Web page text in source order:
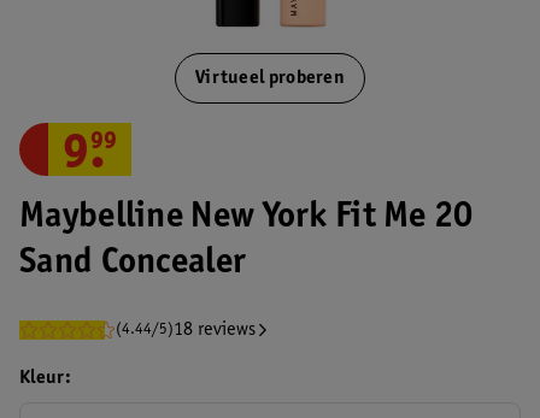
Virtueel proberen
Maybelline New York Fit Me 20
Sand Concealer
(4.44/5)18 reviews
9.
99
Kleur